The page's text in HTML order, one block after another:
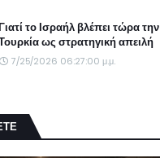
το Ισραήλ βλέπει τώρα την
ως στρατηγική απειλή
7/25/2026 06:27:00 μ.μ.